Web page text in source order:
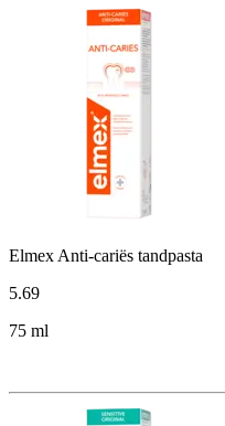
Elmex Anti-cariës tandpasta
5.69
75 ml